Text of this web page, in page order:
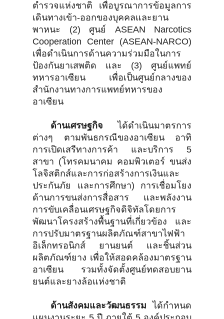
ตำรวจแห่งชาติ เพื่อบูรณาการข้อมูลการ
เดินทางเข้า-ออกของบุคคลและยาน
พาหนะ (2) ศูนย์ ASEAN Narcotics
Cooperation Center (ASEAN-NARCO)
เพื่อดำเนินการด้านความร่วมมือในการ
ป้องกันยาเสพติด และ (3) ศูนย์แพทย์
ทหารอาเซียน เพื่อเป็นศูนย์กลางของ
สำนักงานทางการแพทย์ทหารของ
อาเซียน
ด้านเศรษฐกิจ ได้ดำเนินมาตรการ
ต่างๆ ตามพันธกรณีของอาเซียน อาทิ
การเปิดเสรีทางการค้า และบริการ 5
สาขา (โทรคมนาคม คอมพิวเตอร์ ขนส่ง
โลจิสติกส์และการก่อสร้างการเงินและ
ประกันภัย และการศึกษา) การเชื่อมโยง
ด้านการขนส่งการสื่อสาร และพลังงาน
การขับเคลื่อนเศรษฐกิจดิจิทัลโดยการ
พัฒนาโครงสร้างพื้นฐานที่เกี่ยวข้อง และ
การปรับมาตรฐานผลิตภัณฑ์สาขาไฟฟ้า
อิเล็กทรอนิกส์ ยานยนต์ และชิ้นส่วน
ผลิตภัณฑ์ยาง เพื่อให้สอดคล้องมาตรฐาน
อาเซียน รวมทั้งจัดตั้งศูนย์ทดสอบยาน
ยนต์และยางล้อแห่งชาติ
ด้านสังคมและวัฒนธรรม ได้กำหนด